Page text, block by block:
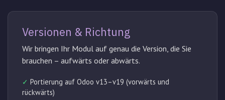
Versionen & Richtung
Wir bringen Ihr Modul auf genau die Version, die Sie
brauchen – aufwärts oder abwärts.
✓ Portierung auf Odoo v13–v19 (vorwärts und
rückwärts)